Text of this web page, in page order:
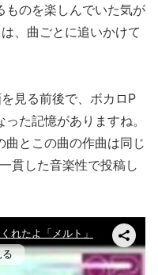
ものを楽しんでいた気が
、曲ごとに追いかけて
見る前後で、ボカロP
た記憶がありますね。
曲とこの曲の作曲は同じ
貫した音楽性で投稿し